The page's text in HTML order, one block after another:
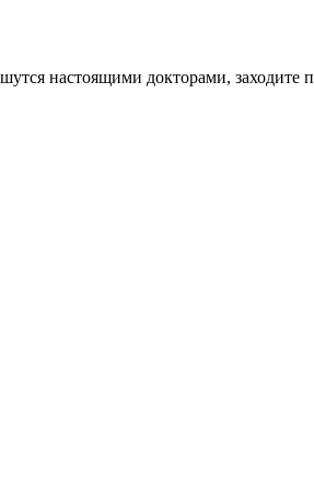
настоящими докторами, заходите